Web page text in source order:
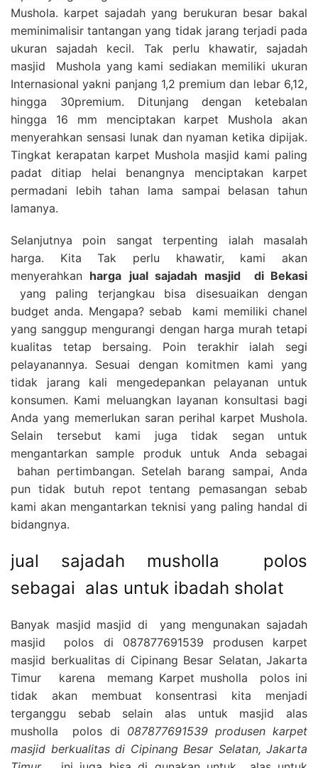
Mushola. karpet sajadah yang berukuran besar bakal
meminimalisir tantangan yang tidak jarang terjadi pada
ukuran sajadah kecil. Tak perlu khawatir, sajadah
masjid Mushola yang kami sediakan memiliki ukuran
Internasional yakni panjang 1,2 premium dan lebar 6,12,
hingga 30premium. Ditunjang dengan ketebalan
hingga 16 mm menciptakan karpet Mushola akan
menyerahkan sensasi lunak dan nyaman ketika dipijak.
Tingkat kerapatan karpet Mushola masjid kami paling
padat ditiap helai benangnya menciptakan karpet
permadani lebih tahan lama sampai belasan tahun
lamanya.
Selanjutnya poin sangat terpenting ialah masalah
harga. Kita Tak perlu khawatir, kami akan
menyerahkan harga jual sajadah masjid
di Bekasi
yang paling terjangkau bisa disesuaikan dengan
budget anda. Mengapa? sebab kami memiliki chanel
yang sanggup mengurangi dengan harga murah tetapi
kualitas tetap bersaing. Poin terakhir ialah segi
pelayanannya. Sesuai dengan komitmen kami yang
tidak jarang kali mengedepankan pelayanan untuk
konsumen. Kami meluangkan layanan konsultasi bagi
Anda yang memerlukan saran perihal karpet Mushola.
Selain tersebut kami juga tidak segan untuk
mengantarkan sample produk untuk Anda sebagai
bahan pertimbangan. Setelah barang sampai, Anda
pun tidak butuh repot tentang pemasangan sebab
kami akan mengantarkan teknisi yang paling handal di
bidangnya.
jual sajadah musholla polos
sebagai alas untuk ibadah sholat
Banyak masjid masjid di yang mengunakan sajadah
masjid polos di 087877691539 produsen karpet
masjid berkualitas di Cipinang Besar Selatan, Jakarta
Timur karena memang Karpet musholla polos ini
tidak akan membuat konsentrasi kita menjadi
terganggu sebab selain alas untuk masjid alas
musholla polos di 087877691539 produsen karpet
masjid berkualitas di Cipinang Besar Selatan, Jakarta